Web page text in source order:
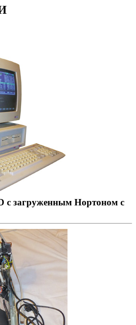
с загруженным Нортоном с